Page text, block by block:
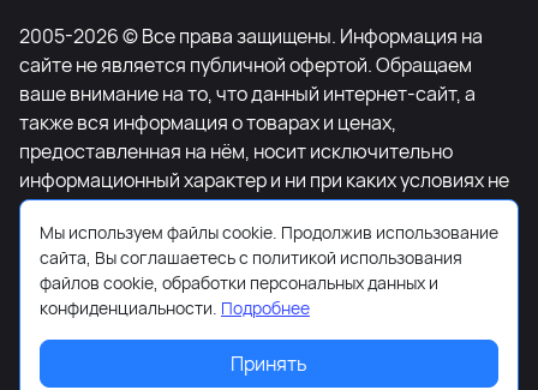
2005-2026 © Все права защищены. Информация на
сайте не является публичной офертой. Обращаем
ваше внимание на то, что данный интернет-сайт, а
также вся информация о товарах и ценах,
предоставленная на нём, носит исключительно
информационный характер и ни при каких условиях не
является публичной офертой, определяемой
положениями Статьи 437 Гражданского кодекса
Российской Федерации. Для получения подробной
информации о наличии и стоимости указанных
товаров и (или) услуг, пожалуйста, обращайтесь к
менеджеру сайта с помощью специальной формы
связи или по телефону +7-495-627-77-11.
Мы используем файлы cookie. Продолжив использование
сайта, Вы соглашаетесь с политикой использования
файлов cookie, обработки персональных данных и
конфиденциальности. Подробнее
Принять